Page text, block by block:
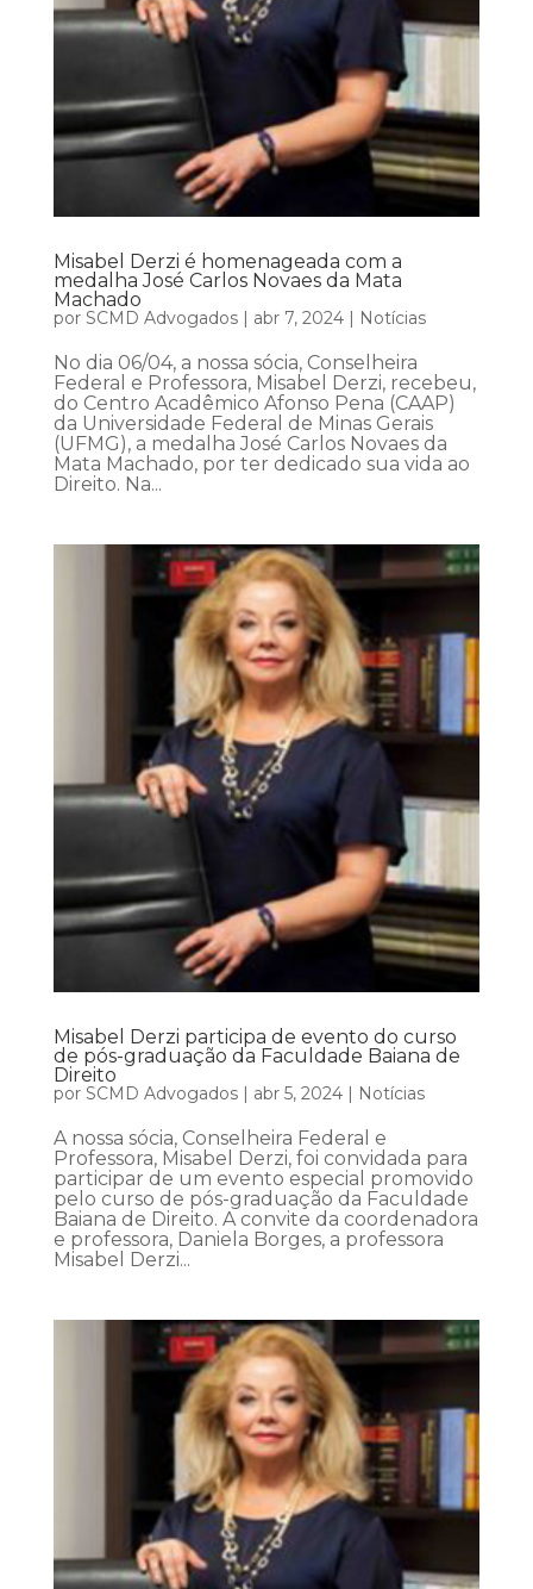
Misabel Derzi é homenageada com a
medalha José Carlos Novaes da Mata
Machado
por SCMD Advogados| abr 7, 2024| Notícias
No dia 06/04, a nossa sócia, Conselheira
Federal e Professora, Misabel Derzi, recebeu,
do Centro Acadêmico Afonso Pena (CAAP)
da Universidade Federal de Minas Gerais
(UFMG), a medalha José Carlos Novaes da
Mata Machado, por ter dedicado sua vida ao
Direito. Na...
Misabel Derzi participa de evento do curso
de pós-graduação da Faculdade Baiana de
Direito
por SCMD Advogados| abr 5, 2024| Notícias
A nossa sócia, Conselheira Federal e
Professora, Misabel Derzi, foi convidada para
participar de um evento especial promovido
pelo curso de pós-graduação da Faculdade
Baiana de Direito. A convite da coordenadora
e professora, Daniela Borges, a professora
Misabel Derzi...